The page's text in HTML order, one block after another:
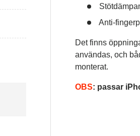
Anti-
Det finns
användas, och
monterat.
OBS: passar